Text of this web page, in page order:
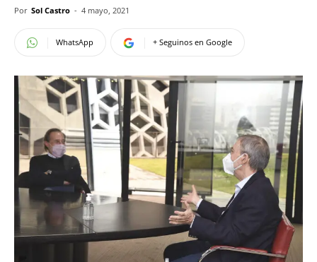
Por Sol Castro - 4 mayo, 2021
WhatsApp + Seguinos en Google